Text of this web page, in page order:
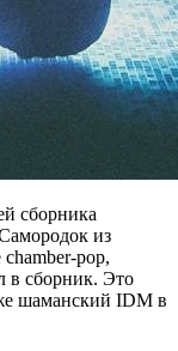
сборника
из
pop,
в сборник. Это
шаманский IDM в